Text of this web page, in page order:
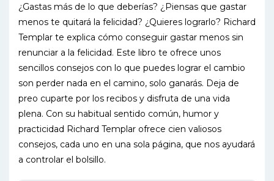
¿Gastas más de lo que deberías? ¿Piensas que gastar
menos te quitará la felicidad? ¿Quieres lograrlo? Richard
Templar te explica cómo conseguir gastar menos sin
renunciar a la felicidad. Este libro te ofrece unos
sencillos consejos con lo que puedes lograr el cambio
son perder nada en el camino, solo ganarás. Deja de
preo cuparte por los recibos y disfruta de una vida
plena. Con su habitual sentido común, humor y
practicidad Richard Templar ofrece cien valiosos
consejos, cada uno en una sola página, que nos ayudará
a controlar el bolsillo.